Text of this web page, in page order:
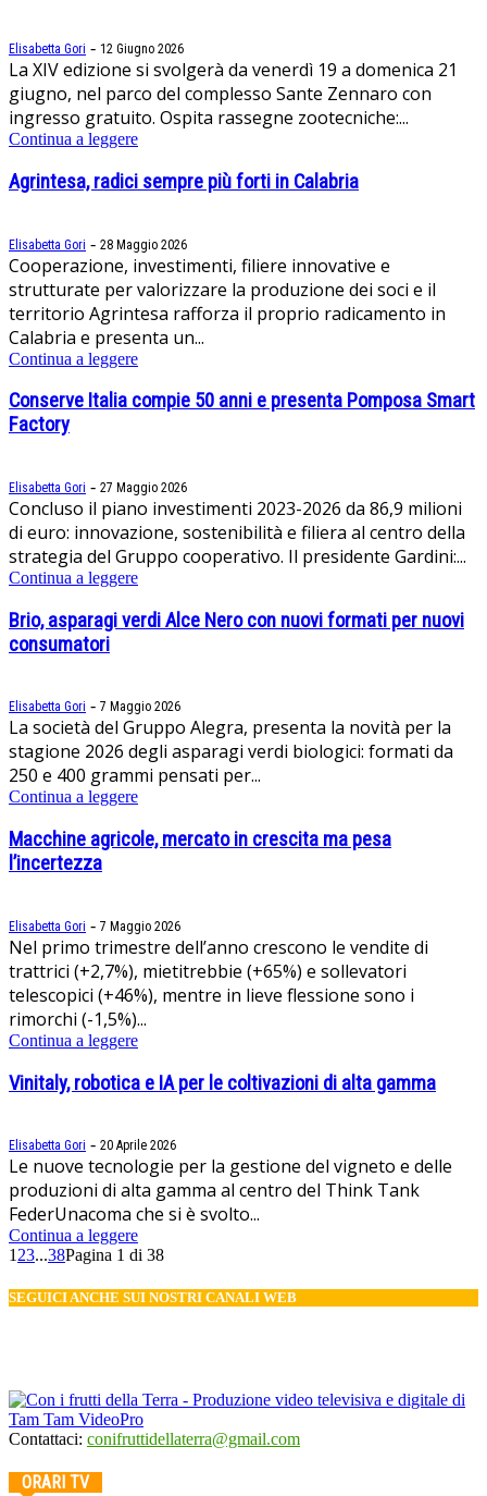
Elisabetta Gori - 12 Giugno 2026
La XIV edizione si svolgerà da venerdì 19 a domenica 21
giugno, nel parco del complesso Sante Zennaro con
ingresso gratuito. Ospita rassegne zootecniche:...
Continua a leggere
Agrintesa, radici sempre più forti in Calabria
Elisabetta Gori - 28 Maggio 2026
Cooperazione, investimenti, filiere innovative e
strutturate per valorizzare la produzione dei soci e il
territorio Agrintesa rafforza il proprio radicamento in
Calabria e presenta un...
Continua a leggere
Conserve Italia compie 50 anni e presenta Pomposa Smart
Factory
Elisabetta Gori - 27 Maggio 2026
Concluso il piano investimenti 2023-2026 da 86,9 milioni
di euro: innovazione, sostenibilità e filiera al centro della
strategia del Gruppo cooperativo. Il presidente Gardini:...
Continua a leggere
Brio, asparagi verdi Alce Nero con nuovi formati per nuovi
consumatori
Elisabetta Gori - 7 Maggio 2026
La società del Gruppo Alegra, presenta la novità per la
stagione 2026 degli asparagi verdi biologici: formati da
250 e 400 grammi pensati per...
Continua a leggere
Macchine agricole, mercato in crescita ma pesa
l’incertezza
Elisabetta Gori - 7 Maggio 2026
Nel primo trimestre dell’anno crescono le vendite di
trattrici (+2,7%), mietitrebbie (+65%) e sollevatori
telescopici (+46%), mentre in lieve flessione sono i
rimorchi (-1,5%)...
Continua a leggere
Vinitaly, robotica e IA per le coltivazioni di alta gamma
Elisabetta Gori - 20 Aprile 2026
Le nuove tecnologie per la gestione del vigneto e delle
produzioni di alta gamma al centro del Think Tank
FederUnacoma che si è svolto...
Continua a leggere
1 23...38Pagina 1 di 38
SEGUICI ANCHE SUI NOSTRI CANALI WEB
Contattaci: conifruttidellaterra@gmail.com
ORARI TV